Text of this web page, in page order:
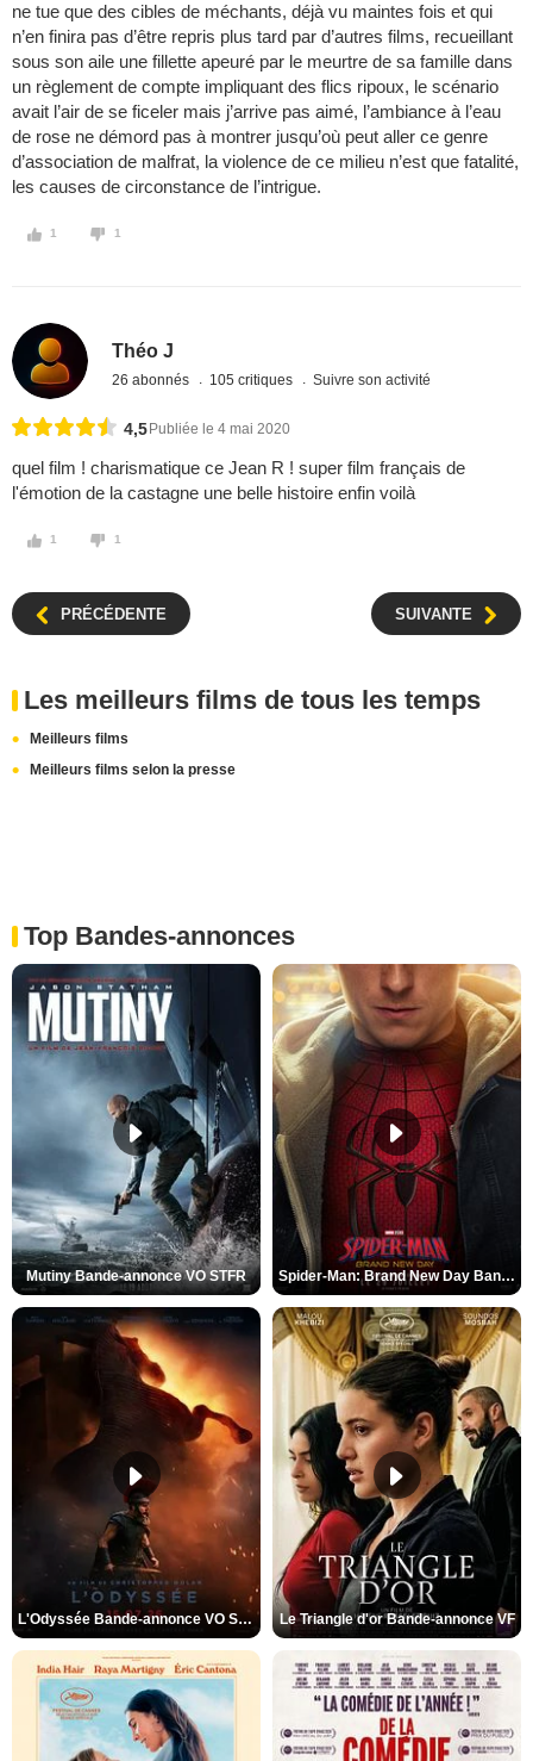
ne tue que des cibles de méchants, déjà vu maintes fois et qui
n’en finira pas d’être repris plus tard par d’autres films, recueillant
sous son aile une fillette apeuré par le meurtre de sa famille dans
un règlement de compte impliquant des flics ripoux, le scénario
avait l’air de se ficeler mais j’arrive pas aimé, l’ambiance à l’eau
de rose ne démord pas à montrer jusqu’où peut aller ce genre
d’association de malfrat, la violence de ce milieu n’est que fatalité,
les causes de circonstance de l’intrigue.
1 1
Théo J
26 abonnés 105 critiques Suivre son activité
4,5 Publiée le 4 mai 2020
quel film ! charismatique ce Jean R ! super film français de
l'émotion de la castagne une belle histoire enfin voilà
1 1
PRÉCÉDENTE SUIVANTE
Les meilleurs films de tous les temps
Meilleurs films
Meilleurs films selon la presse
Top Bandes-annonces
Mutiny Bande-annonce VO STFR Spider-Man: Brand New Day Bande-annonce VO STFR
L'Odyssée Bande-annonce VO STFR Le Triangle d'or Bande-annonce VF